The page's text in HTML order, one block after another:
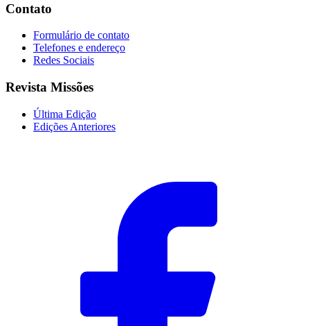
Contato
Formulário de contato
Telefones e endereço
Redes Sociais
Revista Missões
Última Edição
Edições Anteriores